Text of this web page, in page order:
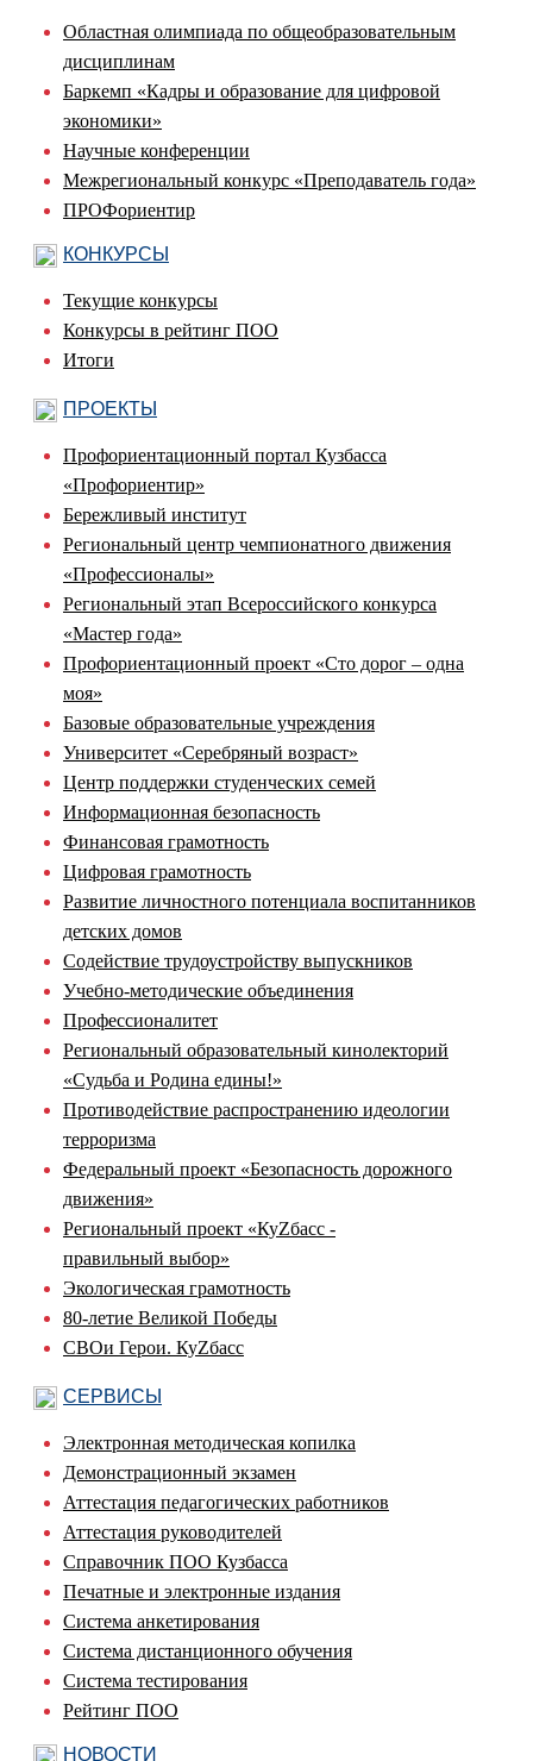
Областная олимпиада по общеобразовательным
дисциплинам
Баркемп «Кадры и образование для цифровой
экономики»
Научные конференции
Межрегиональный конкурс «Преподаватель года»
ПРОФориентир
КОНКУРСЫ
Текущие конкурсы
Конкурсы в рейтинг ПОО
Итоги
ПРОЕКТЫ
Профориентационный портал Кузбасса
«Профориентир»
Бережливый институт
Региональный центр чемпионатного движения
«Профессионалы»
Региональный этап Всероссийского конкурса
«Мастер года»
Профориентационный проект «Сто дорог – одна
моя»
Базовые образовательные учреждения
Университет «Серебряный возраст»
Центр поддержки студенческих семей
Информационная безопасность
Финансовая грамотность
Цифровая грамотность
Развитие личностного потенциала воспитанников
детских домов
Содействие трудоустройству выпускников
Учебно-методические объединения
Профессионалитет
Региональный образовательный кинолекторий
«Судьба и Родина едины!»
Противодействие распространению идеологии
терроризма
Федеральный проект «Безопасность дорожного
движения»
Региональный проект «КуZбасс -
правильный выбор»
Экологическая грамотность
80-летие Великой Победы
СВОи Герои. КуZбасс
СЕРВИСЫ
Электронная методическая копилка
Демонстрационный экзамен
Аттестация педагогических работников
Аттестация руководителей
Справочник ПОО Кузбасса
Печатные и электронные издания
Система анкетирования
Система дистанционного обучения
Система тестирования
Рейтинг ПОО
НОВОСТИ